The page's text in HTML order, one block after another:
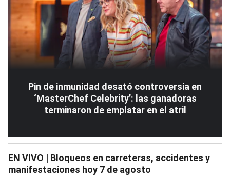
Pin de inmunidad desató controversia en
‘MasterChef Celebrity’: las ganadoras
terminaron de emplatar en el atril
EN VIVO | Bloqueos en carreteras, accidentes y
manifestaciones hoy 7 de agosto